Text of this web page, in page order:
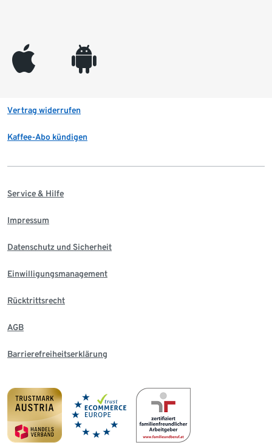
appleinc android
Vertrag widerrufen
Kaffee-Abo kündigen
Service & Hilfe
Impressum
Datenschutz und Sicherheit
Einwilligungsmanagement
Rücktrittsrecht
AGB
Barrierefreiheitserklärung